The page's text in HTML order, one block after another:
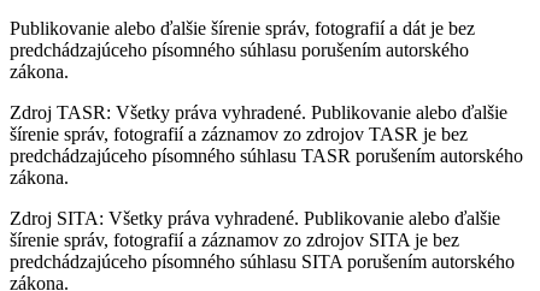
Publikovanie alebo ďalšie šírenie správ, fotografií a dát je bez
predchádzajúceho písomného súhlasu porušením autorského
zákona.
Zdroj TASR: Všetky práva vyhradené. Publikovanie alebo ďalšie
šírenie správ, fotografií a záznamov zo zdrojov TASR je bez
predchádzajúceho písomného súhlasu TASR porušením autorského
zákona.
Zdroj SITA: Všetky práva vyhradené. Publikovanie alebo ďalšie
šírenie správ, fotografií a záznamov zo zdrojov SITA je bez
predchádzajúceho písomného súhlasu SITA porušením autorského
zákona.